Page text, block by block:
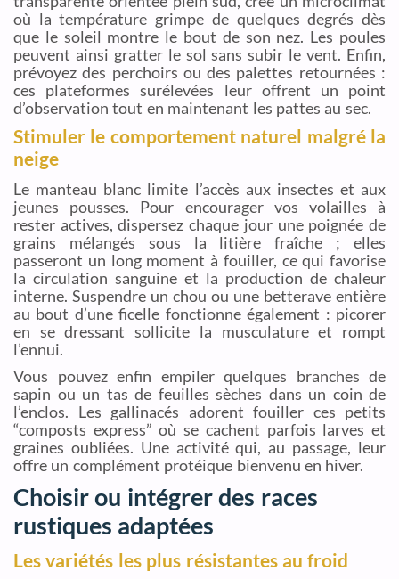
où la température grimpe de quelques degrés dès
que le soleil montre le bout de son nez. Les poules
peuvent ainsi gratter le sol sans subir le vent. Enfin,
prévoyez des perchoirs ou des palettes retournées :
ces plateformes surélevées leur offrent un point
d’observation tout en maintenant les pattes au sec.
Stimuler le comportement naturel malgré la
neige
Le manteau blanc limite l’accès aux insectes et aux
jeunes pousses. Pour encourager vos volailles à
rester actives, dispersez chaque jour une poignée de
grains mélangés sous la litière fraîche ; elles
passeront un long moment à fouiller, ce qui favorise
la circulation sanguine et la production de chaleur
interne. Suspendre un chou ou une betterave entière
au bout d’une ficelle fonctionne également : picorer
en se dressant sollicite la musculature et rompt
l’ennui.
Vous pouvez enfin empiler quelques branches de
sapin ou un tas de feuilles sèches dans un coin de
l’enclos. Les gallinacés adorent fouiller ces petits
“composts express” où se cachent parfois larves et
graines oubliées. Une activité qui, au passage, leur
offre un complément protéique bienvenu en hiver.
Choisir ou intégrer des races
rustiques adaptées
Les variétés les plus résistantes au froid